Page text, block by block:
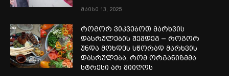
მაისი 13, 2025
როგორ ვიკვებოთ მარხვის
დასრულების შემდეგ – როგორ
უნდა მოხდეს სწორად მარხვის
დასრულება, რომ ორგანიზმმა
სტრესი არ მიიღოს